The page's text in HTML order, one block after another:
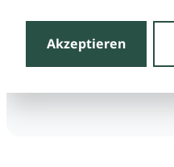
Akzeptieren